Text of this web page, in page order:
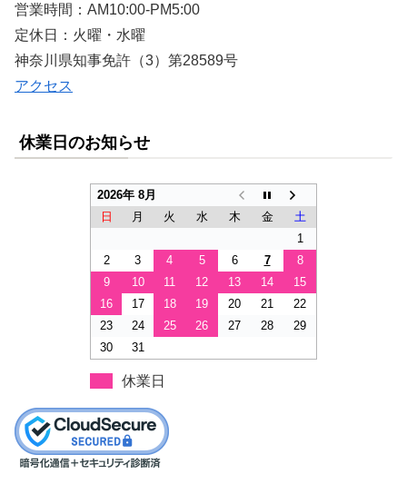
営業時間：AM10:00-PM5:00
定休日：火曜・水曜
神奈川県知事免許（3）第28589号
アクセス
休業日のお知らせ
2026年 8月
日
月 火 水 木 金
土
1
2
3 4 5 6 7
8
9
10 11 12 13 14
15
16
17 18 19 20 21
22
23
24 25 26 27 28
29
30
31
休業日